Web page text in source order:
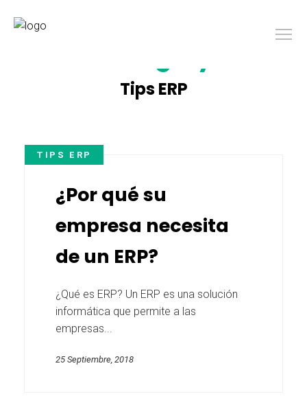
Tips ERP
TIPS ERP
¿Por qué su
empresa necesita
de un ERP?
¿Qué es ERP? Un ERP es una solución
informática que permite a las
empresas...
25 Septiembre, 2018